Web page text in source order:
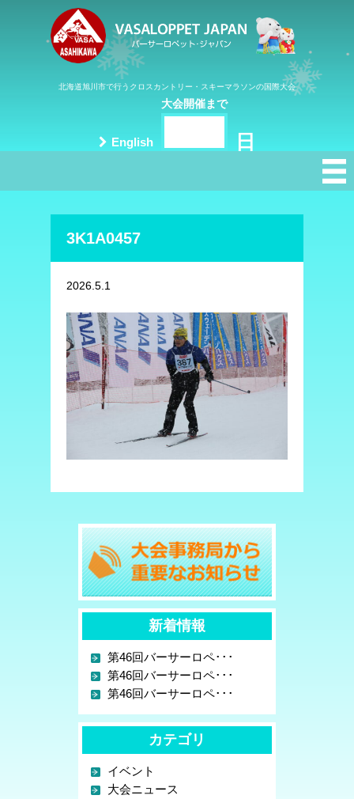
北海道旭川市で行うクロスカントリー・スキーマラソンの国際大会
English
大会開催まで
日
3K1A0457
2026.5.1
新着情報
第46回バーサーロペ･･･
第46回バーサーロペ･･･
第46回バーサーロペ･･･
カテゴリ
イベント
大会ニュース